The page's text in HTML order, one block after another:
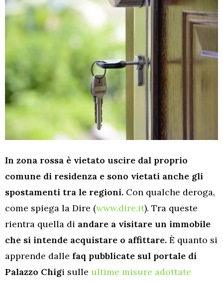
In zona rossa è vietato uscire dal proprio
comune di residenza e sono vietati anche gli
spostamenti tra le regioni. Con qualche deroga,
come spiega la Dire (www.dire.it). Tra queste
rientra quella di andare a visitare un immobile
che si intende acquistare o affittare. È quanto si
apprende dalle faq pubblicate sul portale di
Palazzo Chigi sulle ultime misure adottate